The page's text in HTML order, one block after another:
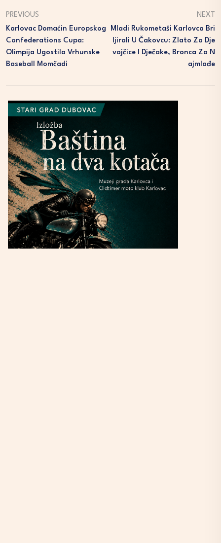
PREVIOUS
Karlovac Domaćin Europskog
Confederations Cupa:
Olimpija Ugostila Vrhunske
Baseball Momčadi
NEXT
Mladi Rukometaši Karlovca Bri
Ljirali U Čakovcu: Zlato Za Dje
Vojčice I Dječake, Bronca Za N
Ajmlađe